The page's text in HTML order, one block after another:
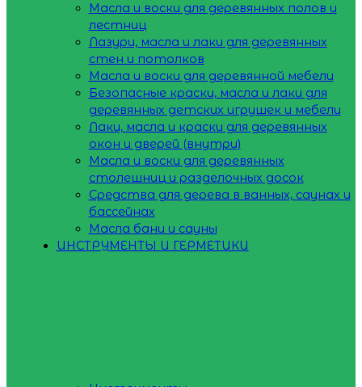
Масла и воски для деревянных полов и
лестниц
Лазури, масла и лаки для деревянных
стен и потолков
Масла и воски для деревянной мебели
Безопасные краски, масла и лаки для
деревянных детских игрушек и мебели
Лаки, масла и краски для деревянных
окон и дверей (внутри)
Масла и воски для деревянных
столешниц и разделочных досок
Средства для дерева в ванных, саунах и
бассейнах
Масла бани и сауны
ИНСТРУМЕНТЫ И ГЕРМЕТИКИ